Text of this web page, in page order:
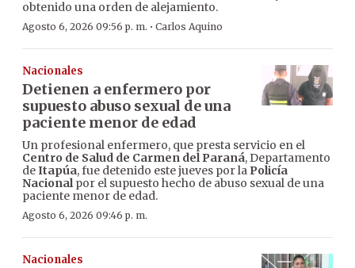
obtenido una orden de alejamiento.
Agosto 6, 2026 09:56 p. m. · Carlos Aquino
Nacionales
Detienen a enfermero por
supuesto abuso sexual de una
paciente menor de edad
Un profesional enfermero, que presta servicio en el
Centro de Salud de Carmen del Paraná, Departamento
deItapúa, fue detenido este jueves por la Policía
Nacionalpor el supuesto hecho de abuso sexual de una
paciente menor de edad.
Agosto 6, 2026 09:46 p. m.
Nacionales